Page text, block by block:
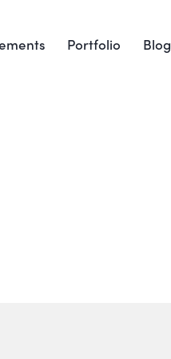
Portfolio Blog